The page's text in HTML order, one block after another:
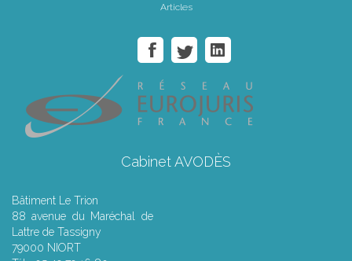
Articles
Cabinet AVODÈS
Bâtiment Le Trion
88 avenue du Maréchal de
Lattre de Tassigny
79000 NIORT